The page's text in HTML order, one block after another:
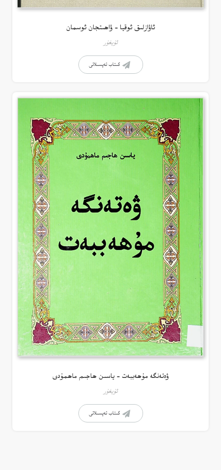
ئاۋازلىق ئوقيا – ۋاھىتجان ئوسمان
ئۇيغۇر
كىتاب تەپسىلاتى
ۋەتەنگە مۇھەببەت – ياسىن ھاجىم ماھمۇدى
ئۇيغۇر
كىتاب تەپسىلاتى